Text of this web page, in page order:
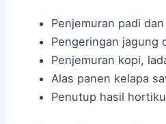
Penjemuran padi
Pengeringan jagung
Penjemuran kopi,
Alas panen kelapa
Penutup hasil